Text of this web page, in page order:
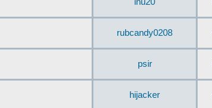
rubcandy0208
psir
hijacker